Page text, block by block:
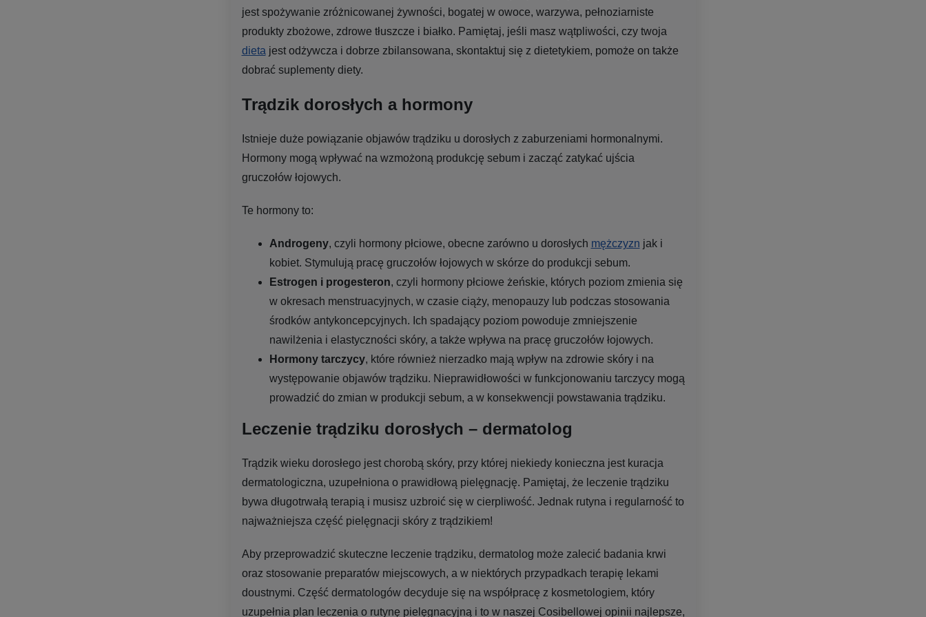
jest spożywanie zróżnicowanej żywności, bogatej w owoce, warzywa, pełnoziarniste
produkty zbożowe, zdrowe tłuszcze i białko. Pamiętaj, jeśli masz wątpliwości, czy twoja
dieta jest odżywcza i dobrze zbilansowana, skontaktuj się z dietetykiem, pomoże on także
dobrać suplementy diety.
Trądzik dorosłych a hormony
Istnieje duże powiązanie objawów trądziku u dorosłych z zaburzeniami hormonalnymi.
Hormony mogą wpływać na wzmożoną produkcję sebum i zacząć zatykać ujścia
gruczołów łojowych.
Te hormony to:
Androgeny, czyli hormony płciowe, obecne zarówno u dorosłych mężczyzn jak i
kobiet. Stymulują pracę gruczołów łojowych w skórze do produkcji sebum.
Estrogen i progesteron, czyli hormony płciowe żeńskie, których poziom zmienia się
w okresach menstruacyjnych, w czasie ciąży, menopauzy lub podczas stosowania
środków antykoncepcyjnych. Ich spadający poziom powoduje zmniejszenie
nawilżenia i elastyczności skóry, a także wpływa na pracę gruczołów łojowych.
Hormony tarczycy, które również nierzadko mają wpływ na zdrowie skóry i na
występowanie objawów trądziku. Nieprawidłowości w funkcjonowaniu tarczycy mogą
prowadzić do zmian w produkcji sebum, a w konsekwencji powstawania trądziku.
Leczenie trądziku dorosłych – dermatolog
Trądzik wieku dorosłego jest chorobą skóry, przy której niekiedy konieczna jest kuracja
dermatologiczna, uzupełniona o prawidłową pielęgnację. Pamiętaj, że leczenie trądziku
bywa długotrwałą terapią i musisz uzbroić się w cierpliwość. Jednak rutyna i regularność to
najważniejsza część pielęgnacji skóry z trądzikiem!
Aby przeprowadzić skuteczne leczenie trądziku, dermatolog może zalecić badania krwi
oraz stosowanie preparatów miejscowych, a w niektórych przypadkach terapię lekami
doustnymi. Część dermatologów decyduje się na współpracę z kosmetologiem, który
uzupełnia plan leczenia o rutynę pielęgnacyjną i to w naszej Cosibellowej opinii najlepsze,